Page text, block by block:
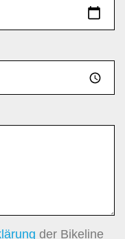
der Bikeline